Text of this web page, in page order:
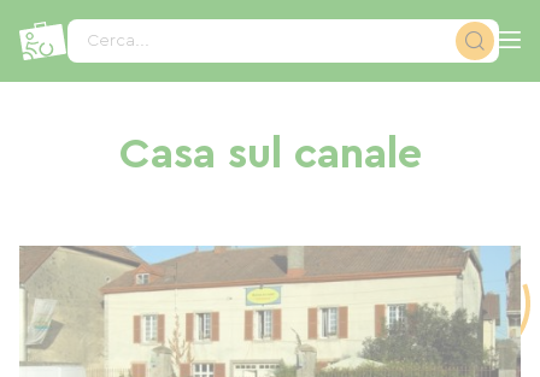
Cerca...
Casa sul canale
Pannello di gestione dei cookies